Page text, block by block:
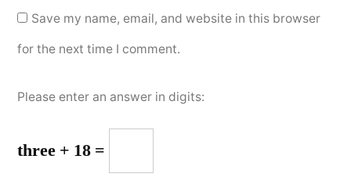
Save my name, email, and website in this browser
for the next time I comment.
Please enter an answer in digits:
three + 18 =